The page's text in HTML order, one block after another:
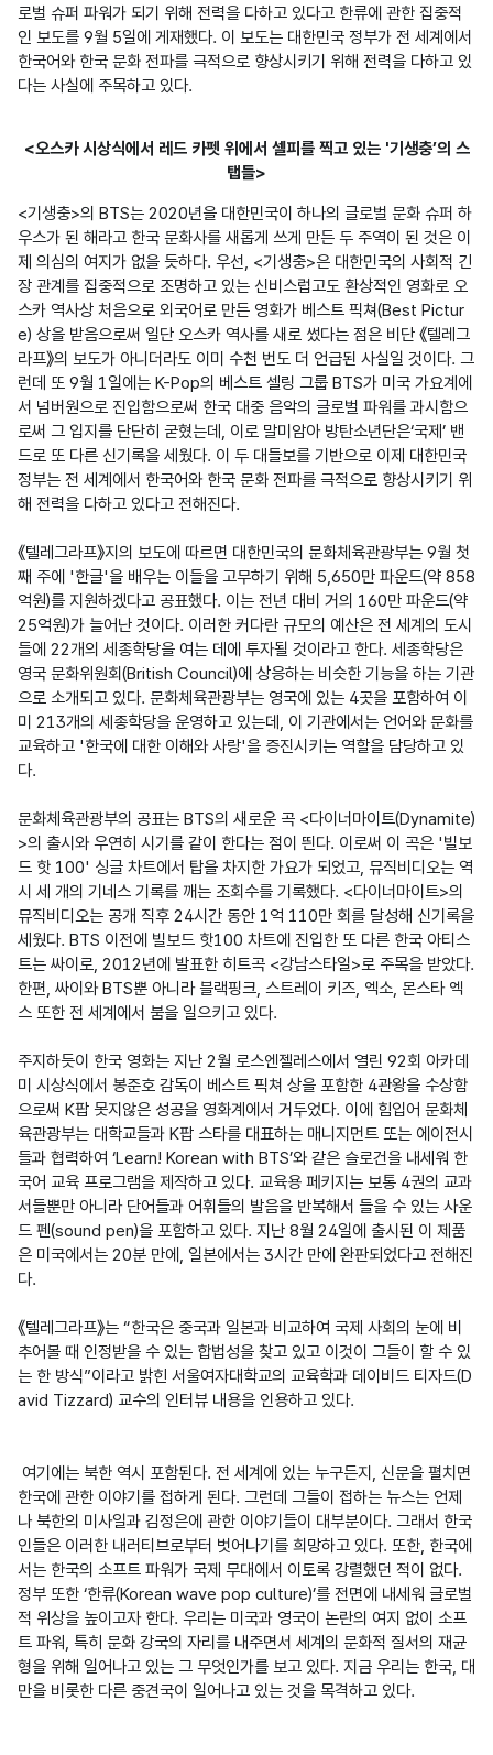
로벌 슈퍼 파워가 되기 위해 전력을 다하고 있다고 한류에 관한 집중적
인 보도를 9월 5일에 게재했다. 이 보도는 대한민국 정부가 전 세계에서
한국어와 한국 문화 전파를 극적으로 향상시키기 위해 전력을 다하고 있
다는 사실에 주목하고 있다.
<오스카 시상식에서 레드 카펫 위에서 셀피를 찍고 있는 '기생충’의 스
탭들>
<기생충>의 BTS는 2020년을 대한민국이 하나의 글로벌 문화 슈퍼 하
우스가 된 해라고 한국 문화사를 새롭게 쓰게 만든 두 주역이 된 것은 이
제 의심의 여지가 없을 듯하다. 우선, <기생충>은 대한민국의 사회적 긴
장 관계를 집중적으로 조명하고 있는 신비스럽고도 환상적인 영화로 오
스카 역사상 처음으로 외국어로 만든 영화가 베스트 픽쳐(Best Pictur
e) 상을 받음으로써 일단 오스카 역사를 새로 썼다는 점은 비단 《텔레그
라프》의 보도가 아니더라도 이미 수천 번도 더 언급된 사실일 것이다. 그
런데 또 9월 1일에는 K-Pop의 베스트 셀링 그룹 BTS가 미국 가요계에
서 넘버원으로 진입함으로써 한국 대중 음악의 글로벌 파워를 과시함으
로써 그 입지를 단단히 굳혔는데, 이로 말미암아 방탄소년단은‘국제’ 밴
드로 또 다른 신기록을 세웠다. 이 두 대들보를 기반으로 이제 대한민국
정부는 전 세계에서 한국어와 한국 문화 전파를 극적으로 향상시키기 위
해 전력을 다하고 있다고 전해진다.
《텔레그라프》지의 보도에 따르면 대한민국의 문화체육관광부는 9월 첫
째 주에 '한글'을 배우는 이들을 고무하기 위해 5,650만 파운드(약 858
억원)를 지원하겠다고 공표했다. 이는 전년 대비 거의 160만 파운드(약
25억원)가 늘어난 것이다. 이러한 커다란 규모의 예산은 전 세계의 도시
들에 22개의 세종학당을 여는 데에 투자될 것이라고 한다. 세종학당은
영국 문화위원회(British Council)에 상응하는 비슷한 기능을 하는 기관
으로 소개되고 있다. 문화체육관광부는 영국에 있는 4곳을 포함하여 이
미 213개의 세종학당을 운영하고 있는데, 이 기관에서는 언어와 문화를
교육하고 '한국에 대한 이해와 사랑'을 증진시키는 역할을 담당하고 있
다.
문화체육관광부의 공표는 BTS의 새로운 곡 <다이너마이트(Dynamite)
>의 출시와 우연히 시기를 같이 한다는 점이 띈다. 이로써 이 곡은 '빌보
드 핫 100' 싱글 차트에서 탑을 차지한 가요가 되었고, 뮤직비디오는 역
시 세 개의 기네스 기록를 깨는 조회수를 기록했다. <다이너마이트>의
뮤직비디오는 공개 직후 24시간 동안 1억 110만 회를 달성해 신기록을
세웠다. BTS 이전에 빌보드 핫100 차트에 진입한 또 다른 한국 아티스
트는 싸이로, 2012년에 발표한 히트곡 <강남스타일>로 주목을 받았다.
한편, 싸이와 BTS뿐 아니라 블랙핑크, 스트레이 키즈, 엑소, 몬스타 엑
스 또한 전 세계에서 붐을 일으키고 있다.
주지하듯이 한국 영화는 지난 2월 로스엔젤레스에서 열린 92회 아카데
미 시상식에서 봉준호 감독이 베스트 픽쳐 상을 포함한 4관왕을 수상함
으로써 K팝 못지않은 성공을 영화계에서 거두었다. 이에 힘입어 문화체
육관광부는 대학교들과 K팝 스타를 대표하는 매니지먼트 또는 에이전시
들과 협력하여 ‘Learn! Korean with BTS’와 같은 슬로건을 내세워 한
국어 교육 프로그램을 제작하고 있다. 교육용 페키지는 보통 4권의 교과
서들뿐만 아니라 단어들과 어휘들의 발음을 반복해서 들을 수 있는 사운
드 펜(sound pen)을 포함하고 있다. 지난 8월 24일에 출시된 이 제품
은 미국에서는 20분 만에, 일본에서는 3시간 만에 완판되었다고 전해진
다.
《텔레그라프》는 “한국은 중국과 일본과 비교하여 국제 사회의 눈에 비
추어볼 때 인정받을 수 있는 합법성을 찾고 있고 이것이 그들이 할 수 있
는 한 방식”이라고 밝힌 서울여자대학교의 교육학과 데이비드 티자드(D
avid Tizzard) 교수의 인터뷰 내용을 인용하고 있다.
여기에는 북한 역시 포함된다. 전 세계에 있는 누구든지, 신문을 펼치면
한국에 관한 이야기를 접하게 된다. 그런데 그들이 접하는 뉴스는 언제
나 북한의 미사일과 김정은에 관한 이야기들이 대부분이다. 그래서 한국
인들은 이러한 내러티브로부터 벗어나기를 희망하고 있다. 또한, 한국에
서는 한국의 소프트 파워가 국제 무대에서 이토록 강렬했던 적이 없다.
정부 또한 ‘한류(Korean wave pop culture)’를 전면에 내세워 글로벌
적 위상을 높이고자 한다. 우리는 미국과 영국이 논란의 여지 없이 소프
트 파워, 특히 문화 강국의 자리를 내주면서 세계의 문화적 질서의 재균
형을 위해 일어나고 있는 그 무엇인가를 보고 있다. 지금 우리는 한국, 대
만을 비롯한 다른 중견국이 일어나고 있는 것을 목격하고 있다.